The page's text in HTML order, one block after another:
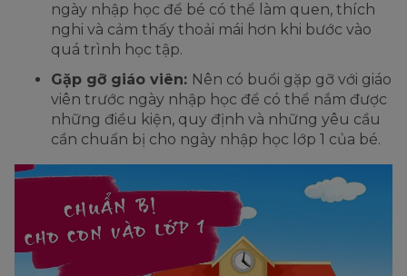
ngày nhập học để bé có thể làm quen, thích
nghi và cảm thấy thoải mái hơn khi bước vào
quá trình học tập.
Gặp gỡ giáo viên: Nên có buổi gặp gỡ với giáo
viên trước ngày nhập học để có thể nắm được
những điều kiện, quy định và những yêu cầu
cần chuẩn bị cho ngày nhập học lớp 1 của bé.